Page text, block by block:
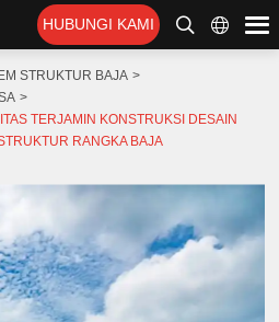
HUBUNGI KAMI
STRUKTUR BAJA
TERJAMIN KONSTRUKSI DESAIN
RANGKA BAJA